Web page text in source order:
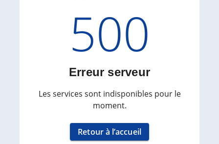
Code
500
Erreur serveur
Les services sont indisponibles pour le
moment.
Retour à l’accueil